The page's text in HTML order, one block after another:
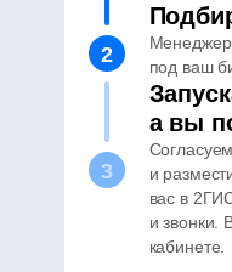
под ваш
а вы
и
вас в
и звонки.
кабинете.
2
3